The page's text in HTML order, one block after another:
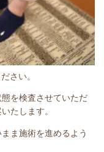
さい。
を検査させていただ
たします。
ま施術を進めるよう